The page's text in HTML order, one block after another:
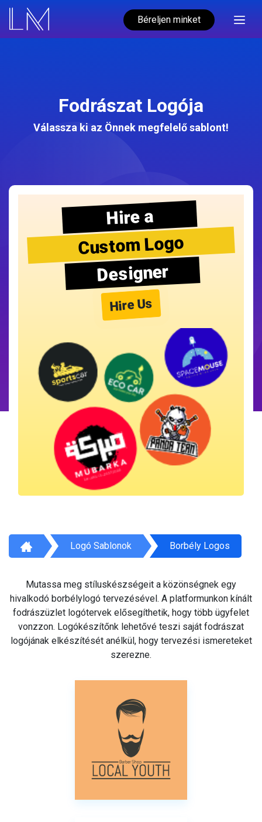
Béreljen minket
Fodrászat Logója
Válassza ki az Önnek megfelelő sablont!
Hire a
Custom Logo
Designer
Hire Us
Logó Sablonok Borbély Logos
Mutassa meg stíluskészségeit a közönségnek egy
hivalkodó borbélylogó tervezésével. A platformunkon kínált
fodrászüzlet logótervek elősegíthetik, hogy több ügyfelet
vonzzon. Logókészítőnk lehetővé teszi saját fodrászat
logójának elkészítését anélkül, hogy tervezési ismereteket
szerezne.